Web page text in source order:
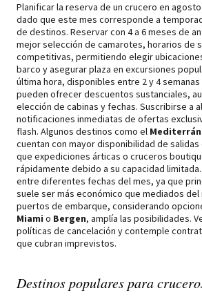
Planificar la reserva de un crucero en
dado que este mes corresponde a
de destinos. Reservar con 4 a 6 meses de
mejor selección de camarotes, horarios de
competitivas, permitiendo elegir
barco y asegurar plaza en excursiones
última hora, disponibles entre 2 y 4
pueden ofrecer descuentos sustanciales,
elección de cabinas y fechas. Suscribirse a
notificaciones inmediatas de ofertas
flash. Algunos destinos como el
cuentan con mayor disponibilidad de
que expediciones árticas o cruceros
rápidamente debido a su capacidad
entre diferentes fechas del mes, ya que
suele ser más económico que mediados del
puertos de embarque, considerando
Miami o Bergen, amplía las posibilidades.
políticas de cancelación y contemple
que cubran imprevistos.
Destinos populares para